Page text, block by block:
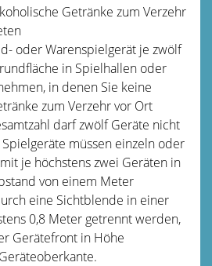
Getränke zum Verzehr
oder Warenspielgerät je zwölf
in Spielhallen oder
in denen Sie keine
zum Verzehr vor Ort
darf zwölf Geräte nicht
müssen einzeln oder
je höchstens zwei Geräten in
von einem Meter
eine Sichtblende in einer
0,8 Meter getrennt werden,
Gerätefront in Höhe